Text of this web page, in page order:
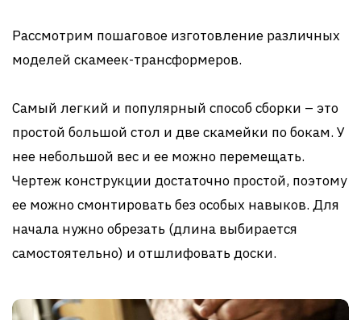
Рассмотрим пошаговое изготовление различных
моделей скамеек-трансформеров.
Самый легкий и популярный способ сборки – это
простой большой стол и две скамейки по бокам. У
нее небольшой вес и ее можно перемещать.
Чертеж конструкции достаточно простой, поэтому
ее можно смонтировать без особых навыков. Для
начала нужно обрезать (длина выбирается
самостоятельно) и отшлифовать доски.